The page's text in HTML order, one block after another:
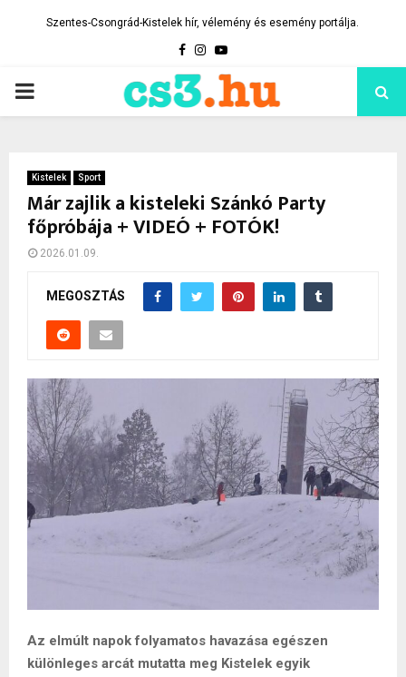
Szentes-Csongrád-Kistelek hír, vélemény és esemény portálja.
Facebook
Instagram
Youtube
PRIMARY
Kistelek Sport
Már zajlik a kisteleki Szánkó Party
főpróbája + VIDEÓ + FOTÓK!
2026.01.09.
MEGOSZTÁS
Az elmúlt napok folyamatos havazása egészen
különleges arcát mutatta meg Kistelek egyik